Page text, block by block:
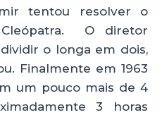
tentou resolver o
O diretor
o longa em dois,
Finalmente em 1963
um pouco mais de 4
3 horas